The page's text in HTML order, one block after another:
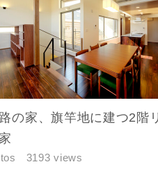
の家、旗竿地に建つ2階
3193 views